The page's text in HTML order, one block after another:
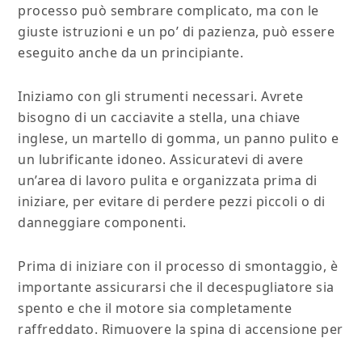
processo può sembrare complicato, ma con le
giuste istruzioni e un po’ di pazienza, può essere
eseguito anche da un principiante.
Iniziamo con gli strumenti necessari. Avrete
bisogno di un cacciavite a stella, una chiave
inglese, un martello di gomma, un panno pulito e
un lubrificante idoneo. Assicuratevi di avere
un’area di lavoro pulita e organizzata prima di
iniziare, per evitare di perdere pezzi piccoli o di
danneggiare componenti.
Prima di iniziare con il processo di smontaggio, è
importante assicurarsi che il decespugliatore sia
spento e che il motore sia completamente
raffreddato. Rimuovere la spina di accensione per